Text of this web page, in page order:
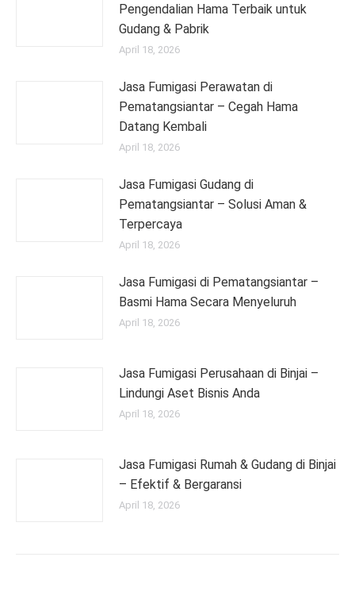
Pengendalian Hama Terbaik untuk
Gudang & Pabrik
April 18, 2026
Jasa Fumigasi Perawatan di
Pematangsiantar – Cegah Hama
Datang Kembali
April 18, 2026
Jasa Fumigasi Gudang di
Pematangsiantar – Solusi Aman &
Terpercaya
April 18, 2026
Jasa Fumigasi di Pematangsiantar –
Basmi Hama Secara Menyeluruh
April 18, 2026
Jasa Fumigasi Perusahaan di Binjai –
Lindungi Aset Bisnis Anda
April 18, 2026
Jasa Fumigasi Rumah & Gudang di Binjai
– Efektif & Bergaransi
April 18, 2026